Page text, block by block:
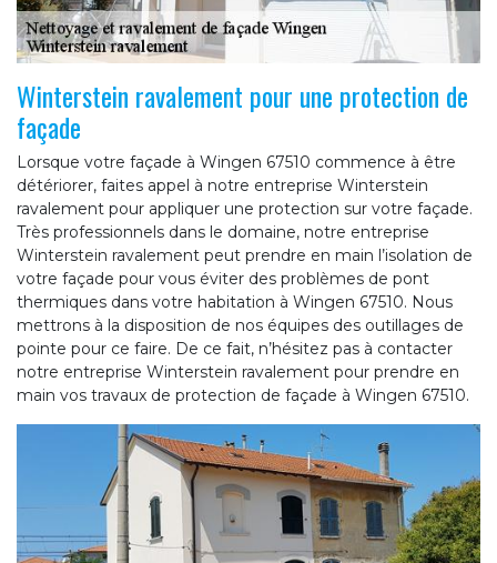
Winterstein ravalement pour une protection de
façade
Lorsque votre façade à Wingen 67510 commence à être
détériorer, faites appel à notre entreprise Winterstein
ravalement pour appliquer une protection sur votre façade.
Très professionnels dans le domaine, notre entreprise
Winterstein ravalement peut prendre en main l’isolation de
votre façade pour vous éviter des problèmes de pont
thermiques dans votre habitation à Wingen 67510. Nous
mettrons à la disposition de nos équipes des outillages de
pointe pour ce faire. De ce fait, n’hésitez pas à contacter
notre entreprise Winterstein ravalement pour prendre en
main vos travaux de protection de façade à Wingen 67510.